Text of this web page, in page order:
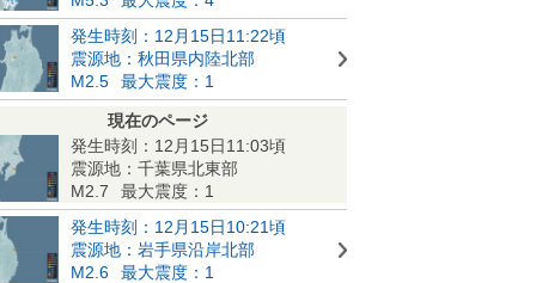
発生時刻：12月15日11:22頃
震源地：秋田県内陸北部
M2.5
最大震度：1
現在のページ
発生時刻：12月15日11:03頃
震源地：千葉県北東部
M2.7
最大震度：1
発生時刻：12月15日10:21頃
震源地：岩手県沿岸北部
M2.6
最大震度：1